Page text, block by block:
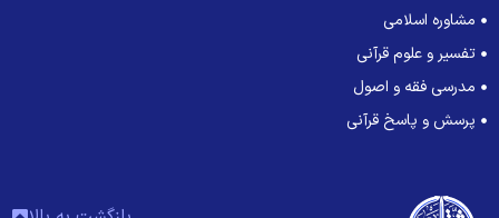
مشاوره اسلامی
تفسیر و علوم قرآنی
مدرسی فقه و اصول
پرسش و پاسخ قرآنی